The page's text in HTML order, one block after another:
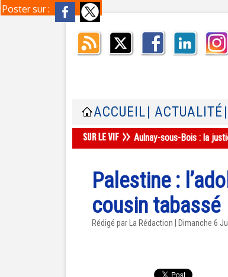
Poster sur :
ACCUEIL | ACTUALITÉ
Aulnay-sous-Bois : la
Palestine :
cousin tabassé
Rédigé par La Rédaction | Dimanche 6